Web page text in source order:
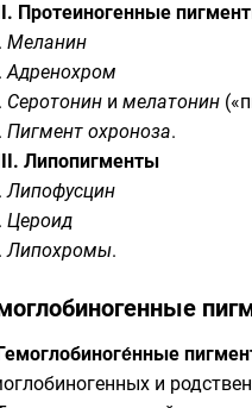
Протеиногенные
Меланин
Адренохром
Серотонин и мелатонин
Пигмент охроноза.
Липопигменты
Липофусцин
Цероид
Липохромы.
и